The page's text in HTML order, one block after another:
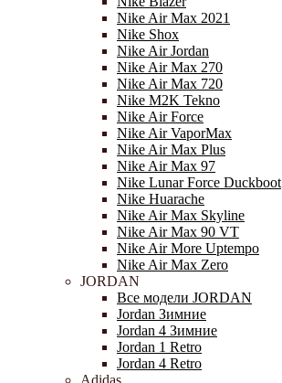
Nike Air Max 2021
Nike Shox
Nike Air Jordan
Nike Air Max 270
Nike Air Max 720
Nike M2K Tekno
Nike Air Force
Nike Air VaporMax
Nike Air Max Plus
Nike Air Max 97
Nike Lunar Force Duckboot
Nike Huarache
Nike Air Max Skyline
Nike Air Max 90 VT
Nike Air More Uptempo
Nike Air Max Zero
JORDAN
Все модели JORDAN
Jordan Зимние
Jordan 4 Зимние
Jordan 1 Retro
Jordan 4 Retro
Adidas